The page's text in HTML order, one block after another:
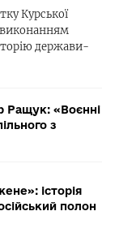
Курської
виконанням
держави-
Ращук: «Воєнні
з
історія
полон